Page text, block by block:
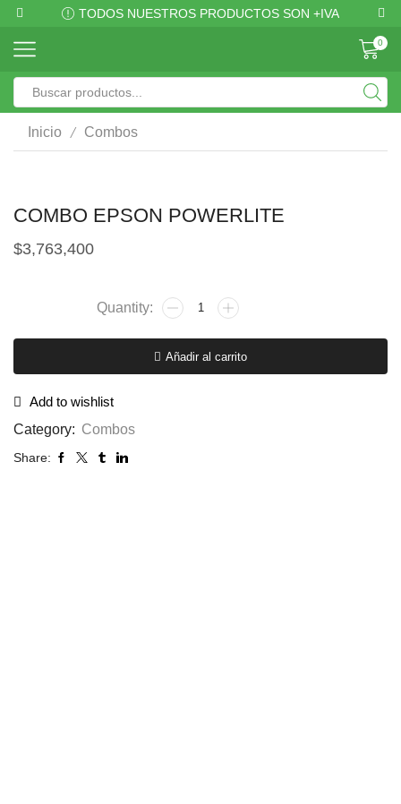
TODOS NUESTROS PRODUCTOS SON +IVA
0
Inicio / Combos
COMBO EPSON POWERLITE
$3,763,400
Añadir al carrito
Add to wishlist
Category: Combos
Share: